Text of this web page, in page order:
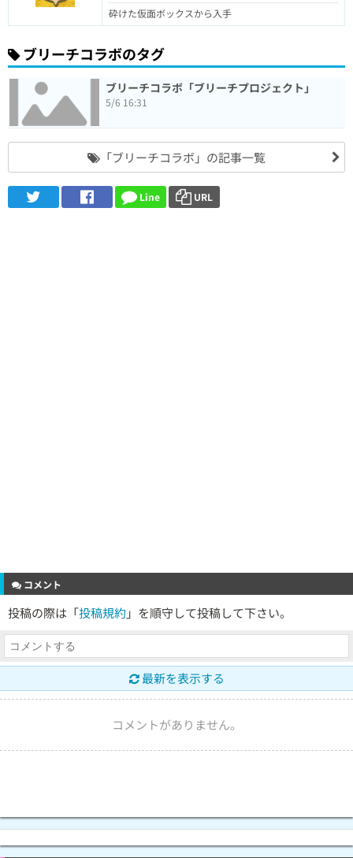
砕けた仮面ボックスから入手
ブリーチコラボのタグ
ブリーチコラボ「ブリーチプロジェクト」
5/6 16:31
「ブリーチコラボ」の記事一覧
Line URL
コメント
投稿の際は「投稿規約 」を順守して投稿して下さい。
最新を表示する
コメントがありません。